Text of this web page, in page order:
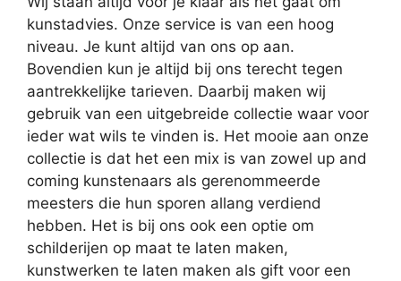
kunstadvies. Onze service is van een hoog
niveau. Je kunt altijd van ons op aan.
Bovendien kun je altijd bij ons terecht tegen
aantrekkelijke tarieven. Daarbij maken wij
gebruik van een uitgebreide collectie waar voor
ieder wat wils te vinden is. Het mooie aan onze
collectie is dat het een mix is van zowel up and
coming kunstenaars als gerenommeerde
meesters die hun sporen allang verdiend
hebben. Het is bij ons ook een optie om
schilderijen op maat te laten maken,
kunstwerken te laten maken als gift voor een